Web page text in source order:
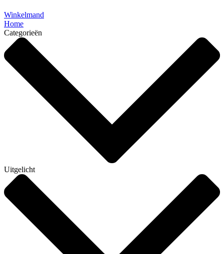
Winkelmand
Home
Categorieën
Uitgelicht